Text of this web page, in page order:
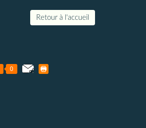
Retour à l'accueil
0